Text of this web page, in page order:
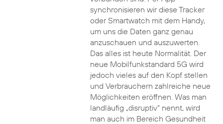
synchronisieren wir diese Tracker
oder Smartwatch mit dem Handy,
um uns die Daten ganz genau
anzuschauen und auszuwerten.
Das alles ist heute Normalität. Der
neue Mobilfunkstandard 5G wird
jedoch vieles auf den Kopf stellen
und Verbrauchern zahlreiche neue
Möglichkeiten eröffnen. Was man
landläufig „disruptiv“ nennt, wird
man auch im Bereich Gesundheit